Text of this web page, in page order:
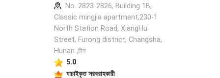
No. 2823-2826, Building 1B,
Classic mingjia apartment,230-1
North Station Road, XiangHu
Street, Furong district, Changsha,
Hunan ,চীন
5.0
যাচাইকৃত সরবরাহকারী